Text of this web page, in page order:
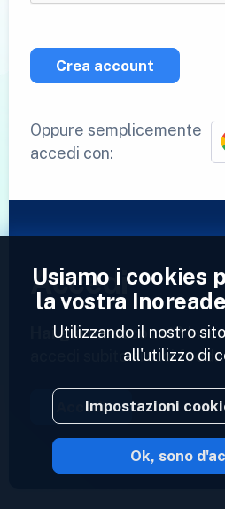
Crea account
Oppure semplicemente
accedi con:
Accedi
Hai già un account?
accedi subito ai tuoi feed.
Accedi
2023 ©
Usiamo i cookies
la vostra
Utilizzando il nostro
all'utilizzo di
Impostazioni
Ok, sono